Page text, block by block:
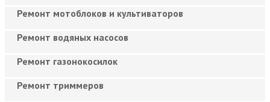
Ремонт мотоблоков и культиваторов
Ремонт водяных насосов
Ремонт газонокосилок
Ремонт триммеров